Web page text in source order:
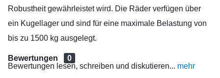
Robustheit gewährleistet wird. Die Räder verfügen über
ein Kugellager und sind für eine maximale Belastung von
bis zu 1500 kg ausgelegt.
Bewertungen
0
Bewertungen lesen, schreiben und diskutieren... mehr